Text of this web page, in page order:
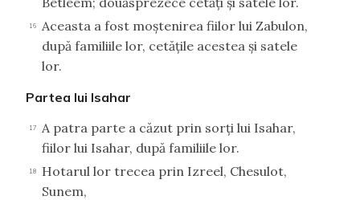
16
Aceasta a fost moştenirea fiilor lui Zabulon,
după familiile lor, cetăţile acestea şi satele
lor.
Partea lui Isahar
17
A patra parte a căzut prin sorţi lui Isahar,
fiilor lui Isahar, după familiile lor.
18
Hotarul lor trecea prin Izreel, Chesulot,
Sunem,